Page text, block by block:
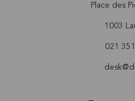
Place des
1003
021